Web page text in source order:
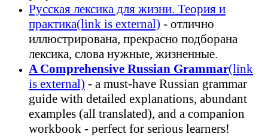
Русская лексика для жизни. Теория и
практика(link is external) - отлично
иллюстрирована, прекрасно подборана
лексика, слова нужные, жизненные.
A Comprehensive Russian Grammar(link
is external) - а must-have Russian grammar
guide with detailed explanations, abundant
examples (all translated), and a companion
workbook - perfect for serious learners!